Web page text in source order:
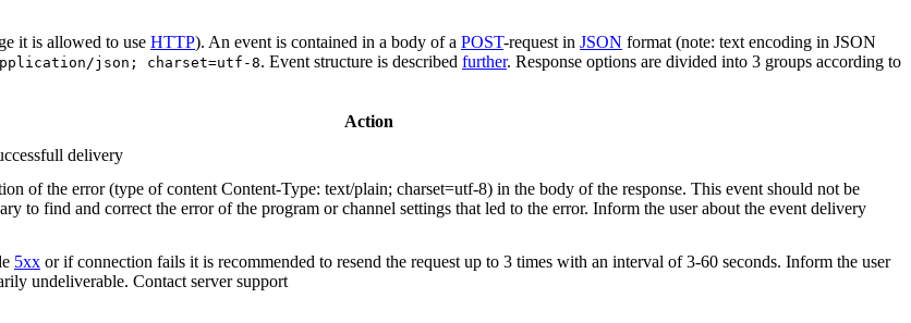
it is allowed to use HTTP). An event is contained in a body of a POST-request in JSON format (note: text encoding in JSON
json; charset=utf-8. Event structure is described further. Response options are divided into 3 groups according to
Action
delivery
of the error (type of content Content-Type: text/plain; charset=utf-8) in the body of the response. This event should not be
to find and correct the error of the program or channel settings that led to the error. Inform the user about the event delivery
5xx or if connection fails it is recommended to resend the request up to 3 times with an interval of 3-60 seconds. Inform the user
undeliverable. Contact server support